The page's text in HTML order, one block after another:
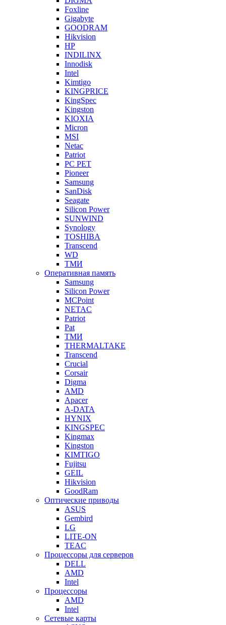
Foxline
Gigabyte
GOODRAM
Hikvision
HP
INDILINX
Innodisk
Intel
Kimtigo
KINGPRICE
KingSpec
Kingston
KIOXIA
Micron
MSI
Netac
Patriot
PC PET
Pioneer
Samsung
SanDisk
Seagate
Silicon Power
SUNWIND
Synology
TOSHIBA
Transcend
WD
ТМИ
Оперативная память
Samsung
Silicon Power
MCPoint
NETAC
Patriot
Pat
ТМИ
THERMALTAKE
Transcend
Crucial
Corsair
Digma
AMD
Apacer
A-DATA
HYNIX
KINGSPEC
Kingmax
Kingston
KIMTIGO
Fujitsu
GEIL
Hikvision
GoodRam
Оптические приводы
ASUS
Gembird
LG
LITE-ON
TEAC
Процессоры для серверов
DELL
AMD
Intel
Процессоры
AMD
Intel
Сетевые карты